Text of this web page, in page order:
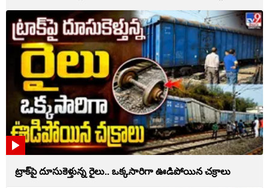
ట్రాక్‌పై దూసుకెళ్తున్న రైలు.. ఒక్కసారిగా ఊడిపోయిన చక్రాలు